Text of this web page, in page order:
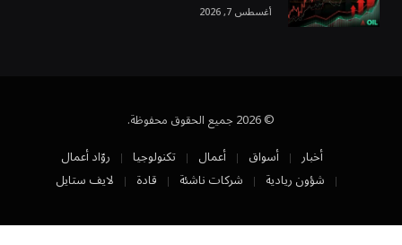
أغسطس 7, 2026
© 2026 جميع الحقوق محفوظة.
أخبار
أسواق أعمال تكنولوجيا
روّاد أعمال
شؤون ريادية
شركات ناشئة قادة لايف ستايل